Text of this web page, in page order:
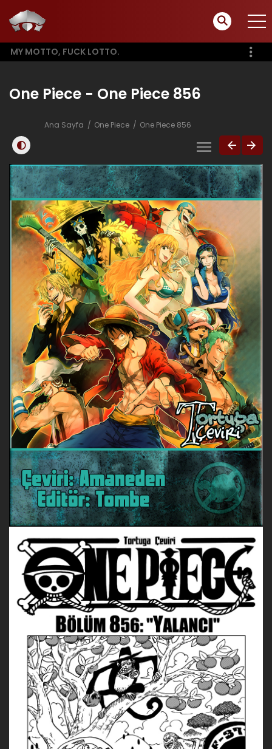
MY MOTTO, FUCK LOTTO.
One Piece - One Piece 856
Ana Sayfa One Piece One Piece 856